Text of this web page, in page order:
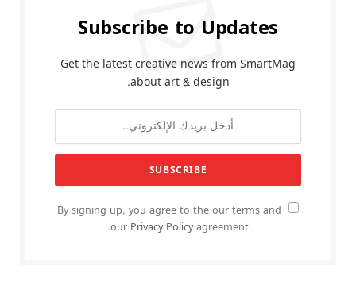
Subscribe to Updates
Get the latest creative news from SmartMag
about art & design.
By signing up, you agree to the our terms and
our Privacy Policyagreement.